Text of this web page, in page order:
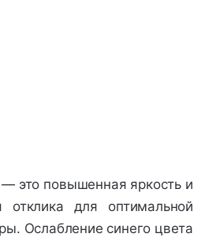
это повышенная яркость и
отклика для оптимальной
Ослабление синего цвета